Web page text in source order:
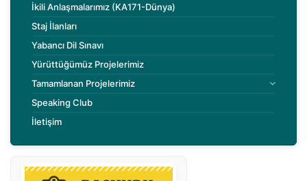
İkili Anlaşmalarımız (KA171-Dünya)
Staj İlanları
Yabancı Dil Sınavı
Yürüttüğümüz Projelerimiz
Tamamlanan Projelerimiz
Speaking Club
İletişim